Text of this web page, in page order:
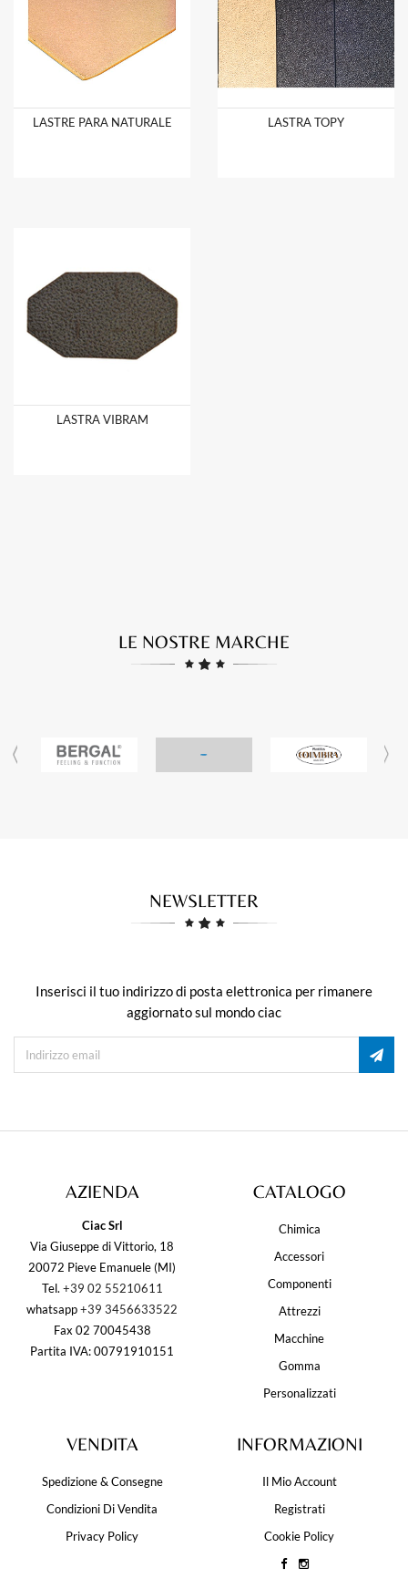
LASTRE PARA NATURALE LASTRA TOPY
LASTRA VIBRAM
LE NOSTRE MARCHE
NEWSLETTER
Inserisci il tuo indirizzo di posta elettronica per rimanere
aggiornato sul mondo ciac
AZIENDA
Ciac Srl
Via Giuseppe di Vittorio, 18
20072 Pieve Emanuele (MI)
Tel. +39 02 55210611
whatsapp+39 3456633522
Fax 02 70045438
Partita IVA: 00791910151
CATALOGO
Chimica
Accessori
Componenti
Attrezzi
Macchine
Gomma
Personalizzati
VENDITA
Spedizione & Consegne
Condizioni Di Vendita
Privacy Policy
INFORMAZIONI
Il Mio Account
Registrati
Cookie Policy